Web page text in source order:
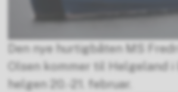
Den nye hurtigbåten MS
Olsen kommer til Helgeland i
helgen 20.-21. februar.